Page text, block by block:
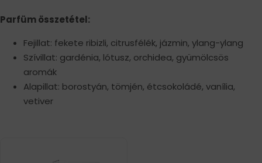
Parfüm összetétel:
Fejillat: fekete ribizli, citrusfélék, jázmin, ylang-ylang
Szívillat: gardénia, lótusz, orchidea, gyümölcsös
aromák
Alapillat: borostyán, tömjén, étcsokoládé, vanília,
vetiver